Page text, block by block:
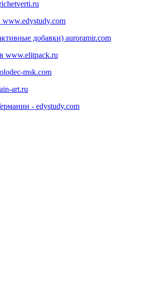
добавки) auroramir.com
www.elitpack.ru
msk.com
art.ru
- edystudy.com